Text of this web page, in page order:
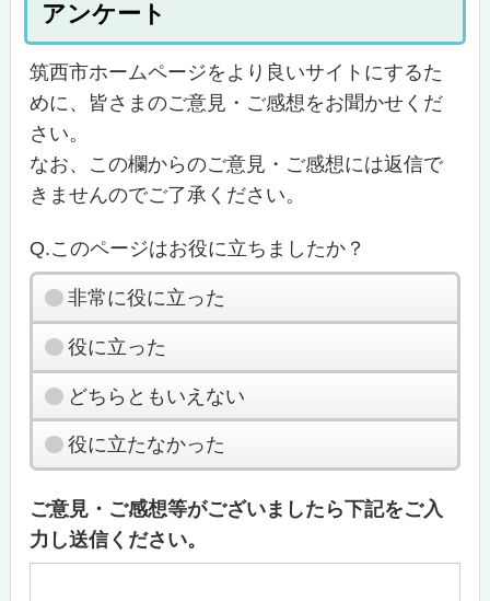
アンケート
筑西市ホームページをより良いサイトにするた
めに、皆さまのご意見・ご感想をお聞かせくだ
さい。
なお、この欄からのご意見・ご感想には返信で
きませんのでご了承ください。
Q.このページはお役に立ちましたか？
非常に役に立った
役に立った
どちらともいえない
役に立たなかった
ご意見・ご感想等がございましたら下記をご入
力し送信ください。